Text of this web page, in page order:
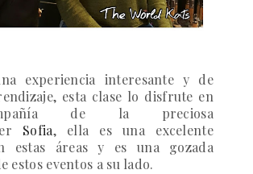
experiencia interesante y de
esta clase lo disfrute en
de la preciosa
Sofia, ella es una excelente
estas áreas y es una gozada
estos eventos a su lado.